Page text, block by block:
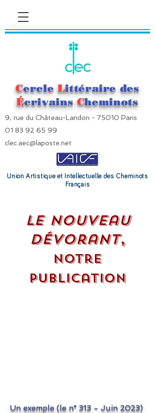
Cercle Littéraire des
Écrivains Cheminots
9, rue du Château-Landon - 75010 Paris
01 83 92 65 99
clec.aec@laposte.net
Union Artistique et Intellectuelle des Cheminots
Français
Le Nouveau
Dévorant,
notre
publication
Un exemple (le n° 313 - Juin 2023)